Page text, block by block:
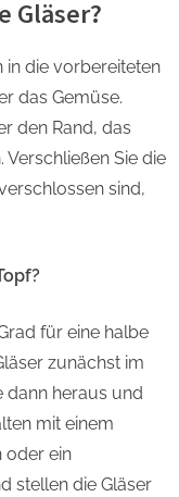
Gläser?
in die vorbereiteten
das Gemüse.
den Rand, das
Sie die
sind,
für eine halbe
zunächst im
dann heraus und
mit einem
oder ein
stellen die Gläser